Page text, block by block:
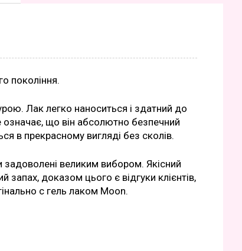
покоління.
Лак легко наноситься і здатний до
означає, що він абсолютно безпечний
в прекрасному вигляді без сколів.
задоволені великим вибором. Якісний
запах, доказом цього є відгуки клієнтів,
с гель лаком Moon.